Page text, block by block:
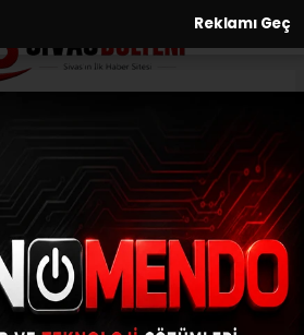
Reklamı Geç
kıldığı esnada
bıçaklandı
| 30.08.2024 - 17:02, Güncelleme:
30.08.2024 - 16:39